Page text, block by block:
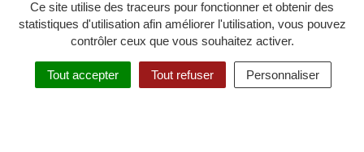
Ce site utilise des traceurs pour fonctionner et obtenir des
statistiques d'utilisation afin améliorer l'utilisation, vous pouvez
contrôler ceux que vous souhaitez activer.
Tout accepter Tout refuser Personnaliser